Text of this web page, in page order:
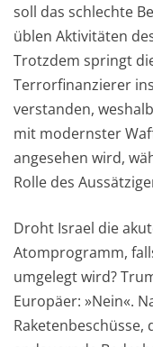
soll das schlechte
üblen Aktivitäten
Trotzdem springt
Terrorfinanzierer
verstanden,
mit modernster
angesehen wird,
Rolle des
Droht Israel die
Atomprogramm,
umgelegt wird?
Europäer: »Nein«.
Raketenbeschüsse,